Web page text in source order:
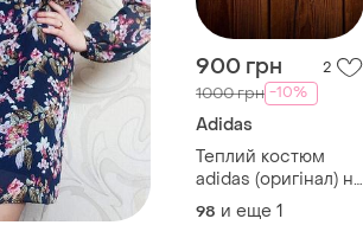
900 грн 2
1000 грн -10%
Adidas
Теплий костюм
adidas (оригінал) на
дівчинку
98 и еще 1